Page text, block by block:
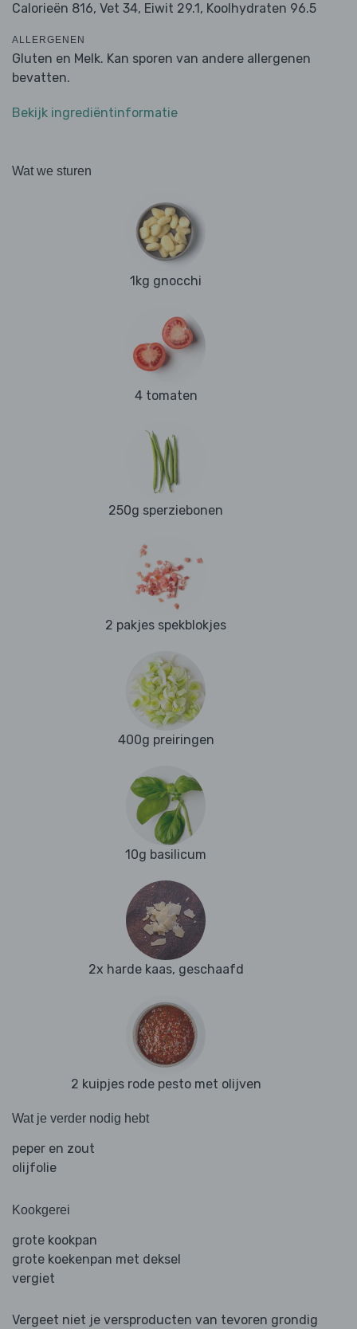
Calorieën 816, Vet 34, Eiwit 29.1, Koolhydraten 96.5
ALLERGENEN
Gluten en Melk. Kan sporen van andere allergenen
bevatten.
Bekijk ingrediëntinformatie
Wat we sturen
1kg gnocchi
4 tomaten
250g sperziebonen
2 pakjes spekblokjes
400g preiringen
10g basilicum
2x harde kaas, geschaafd
2 kuipjes rode pesto met olijven
Wat je verder nodig hebt
peper en zout
olijfolie
Kookgerei
grote kookpan
grote koekenpan met deksel
vergiet
Vergeet niet je versproducten van tevoren grondig